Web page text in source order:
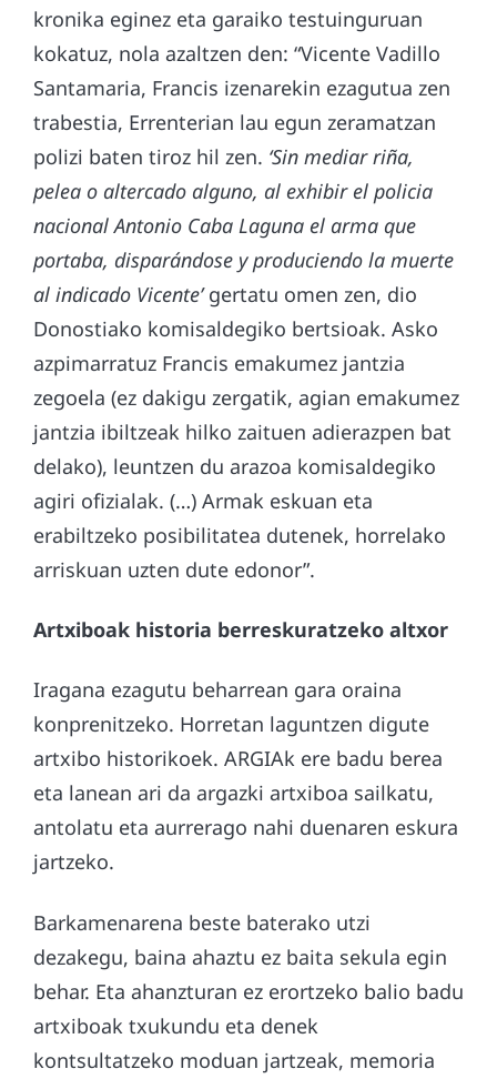
kronika eginez eta garaiko testuinguruan
kokatuz, nola azaltzen den: “Vicente Vadillo
Santamaria, Francis izenarekin ezagutua zen
trabestia, Errenterian lau egun zeramatzan
polizi baten tiroz hil zen. ‘Sin mediar riña,
pelea o altercado alguno, al exhibir el policia
nacional Antonio Caba Laguna el arma que
portaba, disparándose y produciendo la muerte
al indicado Vicente’gertatu omen zen, dio
Donostiako komisaldegiko bertsioak. Asko
azpimarratuz Francis emakumez jantzia
zegoela (ez dakigu zergatik, agian emakumez
jantzia ibiltzeak hilko zaituen adierazpen bat
delako), leuntzen du arazoa komisaldegiko
agiri ofizialak. (…) Armak eskuan eta
erabiltzeko posibilitatea dutenek, horrelako
arriskuan uzten dute edonor”.
Artxiboak historia berreskuratzeko altxor
Iragana ezagutu beharrean gara oraina
konprenitzeko. Horretan laguntzen digute
artxibo historikoek. ARGIAk ere badu berea
eta lanean ari da argazki artxiboa sailkatu,
antolatu eta aurrerago nahi duenaren eskura
jartzeko.
Barkamenarena beste baterako utzi
dezakegu, baina ahaztu ez baita sekula egin
behar. Eta ahanzturan ez erortzeko balio badu
artxiboak txukundu eta denek
kontsultatzeko moduan jartzeak, memoria